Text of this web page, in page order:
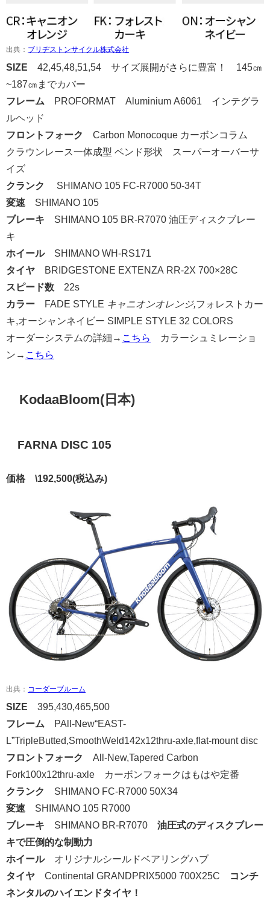
出典： ブリヂストンサイクル株式会社
SIZE 42,45,48,51,54 サイズ展開がさらに豊富！ 145㎝
~187㎝までカバー
フレーム
PROFORMAT Aluminium A6061 インテグラ
ルヘッド
フロントフォーク
Carbon Monocoque カーボンコラム
クラウンレース一体成型 ベンド形状 スーパーオーバーサ
イズ
クランク
SHIMANO 105 FC-R7000 50-34T
変速 SHIMANO 105
ブレーキ SHIMANO 105 BR-R7070 油圧ディスクブレー
キ
ホイールSHIMANO WH-RS171
タイヤ BRIDGESTONE EXTENZA RR-2X 700×28C
スピード数 22s
カラー
FADE STYLE キャニオンオレンジ, フォレストカー
キ,オーシャンネイビー SIMPLE STYLE 32 COLORS
オーダーシステムの詳細→ こちら
カラーシュミレーショ
ン→ こちら
KodaaBloom(日本)
FARNA DISC 105
価格 \192,500(税込み)
出典： コーダーブルーム
SIZE 395,430,465,500
フレーム PAll-New“EAST-
L”TripleButted,SmoothWeld142x12thru-axle,flat-mount disc
フロントフォーク
All-New,Tapered Carbon
Fork100x12thru-axle カーボンフォークはもはや定番
クランク
SHIMANO FC-R7000 50X34
変速 SHIMANO 105 R7000
ブレーキ
SHIMANO BR-R7070
油圧式のディスクブレー
キで圧倒的な制動力
ホイールオリジナルシールドベアリングハブ
タイヤ
Continental GRANDPRIX5000 700X25C
コンチ
ネンタルのハイエンドタイヤ！